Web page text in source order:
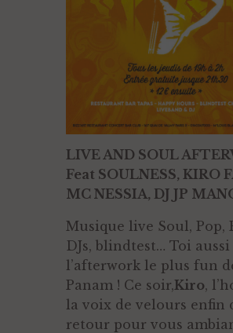
LIVE AND SOUL
Feat SOULNESS, KIRO
MC NESSIA, DJ JP
Musique live Soul, Pop,
DJs, blindtest… Toi
l’afterwork le plus fun
Panam ! Ce soir,Kiro,
la voix de velours enfin
retour pour vous